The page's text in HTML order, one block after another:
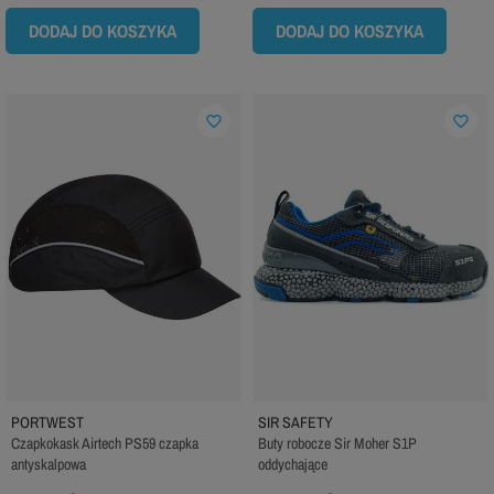
DODAJ DO KOSZYKA DODAJ DO KOSZYKA
PORTWEST
Czapkokask Airtech PS59 czapka
antyskalpowa
favorite_border
SIR SAFETY
Buty robocze Sir Moher S1P
oddychające
favorite_border